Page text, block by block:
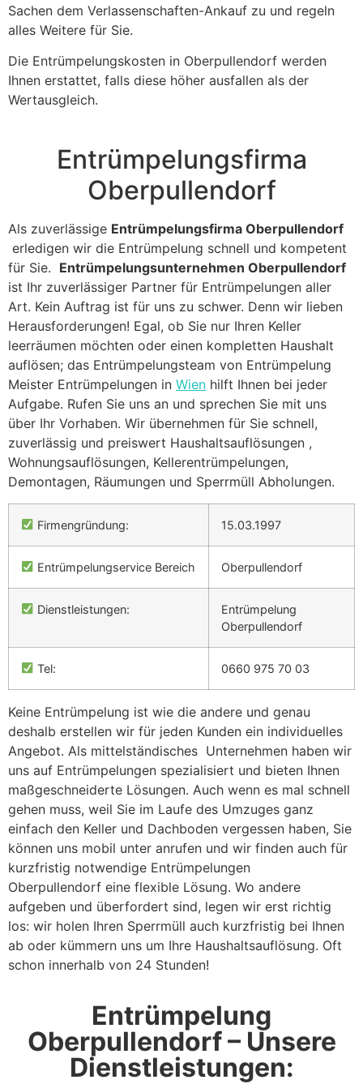
Sachen dem Verlassenschaften-Ankauf zu und regeln
alles Weitere für Sie.
Die Entrümpelungskosten in Oberpullendorf werden
Ihnen erstattet, falls diese höher ausfallen als der
Wertausgleich.
Entrümpelungsfirma
Oberpullendorf
Als zuverlässige Entrümpelungsfirma Oberpullendorf
erledigen wir die Entrümpelung schnell und kompetent
für Sie. Entrümpelungsunternehmen Oberpullendorf
ist Ihr zuverlässiger Partner für Entrümpelungen aller
Art. Kein Auftrag ist für uns zu schwer. Denn wir lieben
Herausforderungen! Egal, ob Sie nur Ihren Keller
leerräumen möchten oder einen kompletten Haushalt
auflösen; das Entrümpelungsteam von Entrümpelung
Meister Entrümpelungen in Wien hilft Ihnen bei jeder
Aufgabe. Rufen Sie uns an und sprechen Sie mit uns
über Ihr Vorhaben. Wir übernehmen für Sie schnell,
zuverlässig und preiswert Haushaltsauflösungen ,
Wohnungsauflösungen, Kellerentrümpelungen,
Demontagen, Räumungen und Sperrmüll Abholungen.
Firmengründung: 15.03.1997
Entrümpelungservice Bereich Oberpullendorf
Dienstleistungen:
Entrümpelung
Oberpullendorf
Tel: 0660 975 70 03
Keine Entrümpelung ist wie die andere und genau
deshalb erstellen wir für jeden Kunden ein individuelles
Angebot. Als mittelständisches Unternehmen haben wir
uns auf Entrümpelungen spezialisiert und bieten Ihnen
maßgeschneiderte Lösungen. Auch wenn es mal schnell
gehen muss, weil Sie im Laufe des Umzuges ganz
einfach den Keller und Dachboden vergessen haben, Sie
können uns mobil unter anrufen und wir finden auch für
kurzfristig notwendige Entrümpelungen
Oberpullendorf eine flexible Lösung. Wo andere
aufgeben und überfordert sind, legen wir erst richtig
los: wir holen Ihren Sperrmüll auch kurzfristig bei Ihnen
ab oder kümmern uns um Ihre Haushaltsauflösung. Oft
schon innerhalb von 24 Stunden!
Entrümpelung
Oberpullendorf – Unsere
Dienstleistungen: